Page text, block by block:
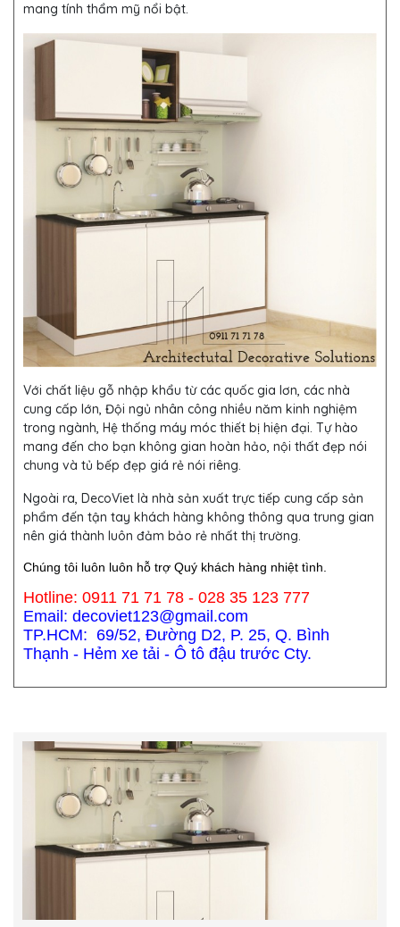
mang tính thẩm mỹ nổi bật.
Với chất liệu gỗ nhập khẩu từ các quốc gia lơn, các nhà
cung cấp lớn, Đội ngủ nhân công nhiều năm kinh nghiệm
trong ngành, Hệ thống máy móc thiết bị hiện đại. Tự hào
mang đến cho bạn không gian hoàn hảo, nội thất đẹp nói
chung và tủ bếp đẹp giá rẻ nói riêng.
Ngoài ra, DecoViet là nhà sản xuất trực tiếp cung cấp sản
phẩm đến tận tay khách hàng không thông qua trung gian
nên giá thành luôn đảm bảo rẻ nhất thị trường.
Chúng tôi luôn luôn hỗ trợ Quý khách hàng nhiệt tình.
Hotline: 0911 71 71 78 - 028 35 123 777
Email: decoviet123@gmail.com
TP.HCM: 69/52, Đường D2, P. 25, Q. Bình
Thạnh - Hẻm xe tải - Ô tô đậu trước Cty.